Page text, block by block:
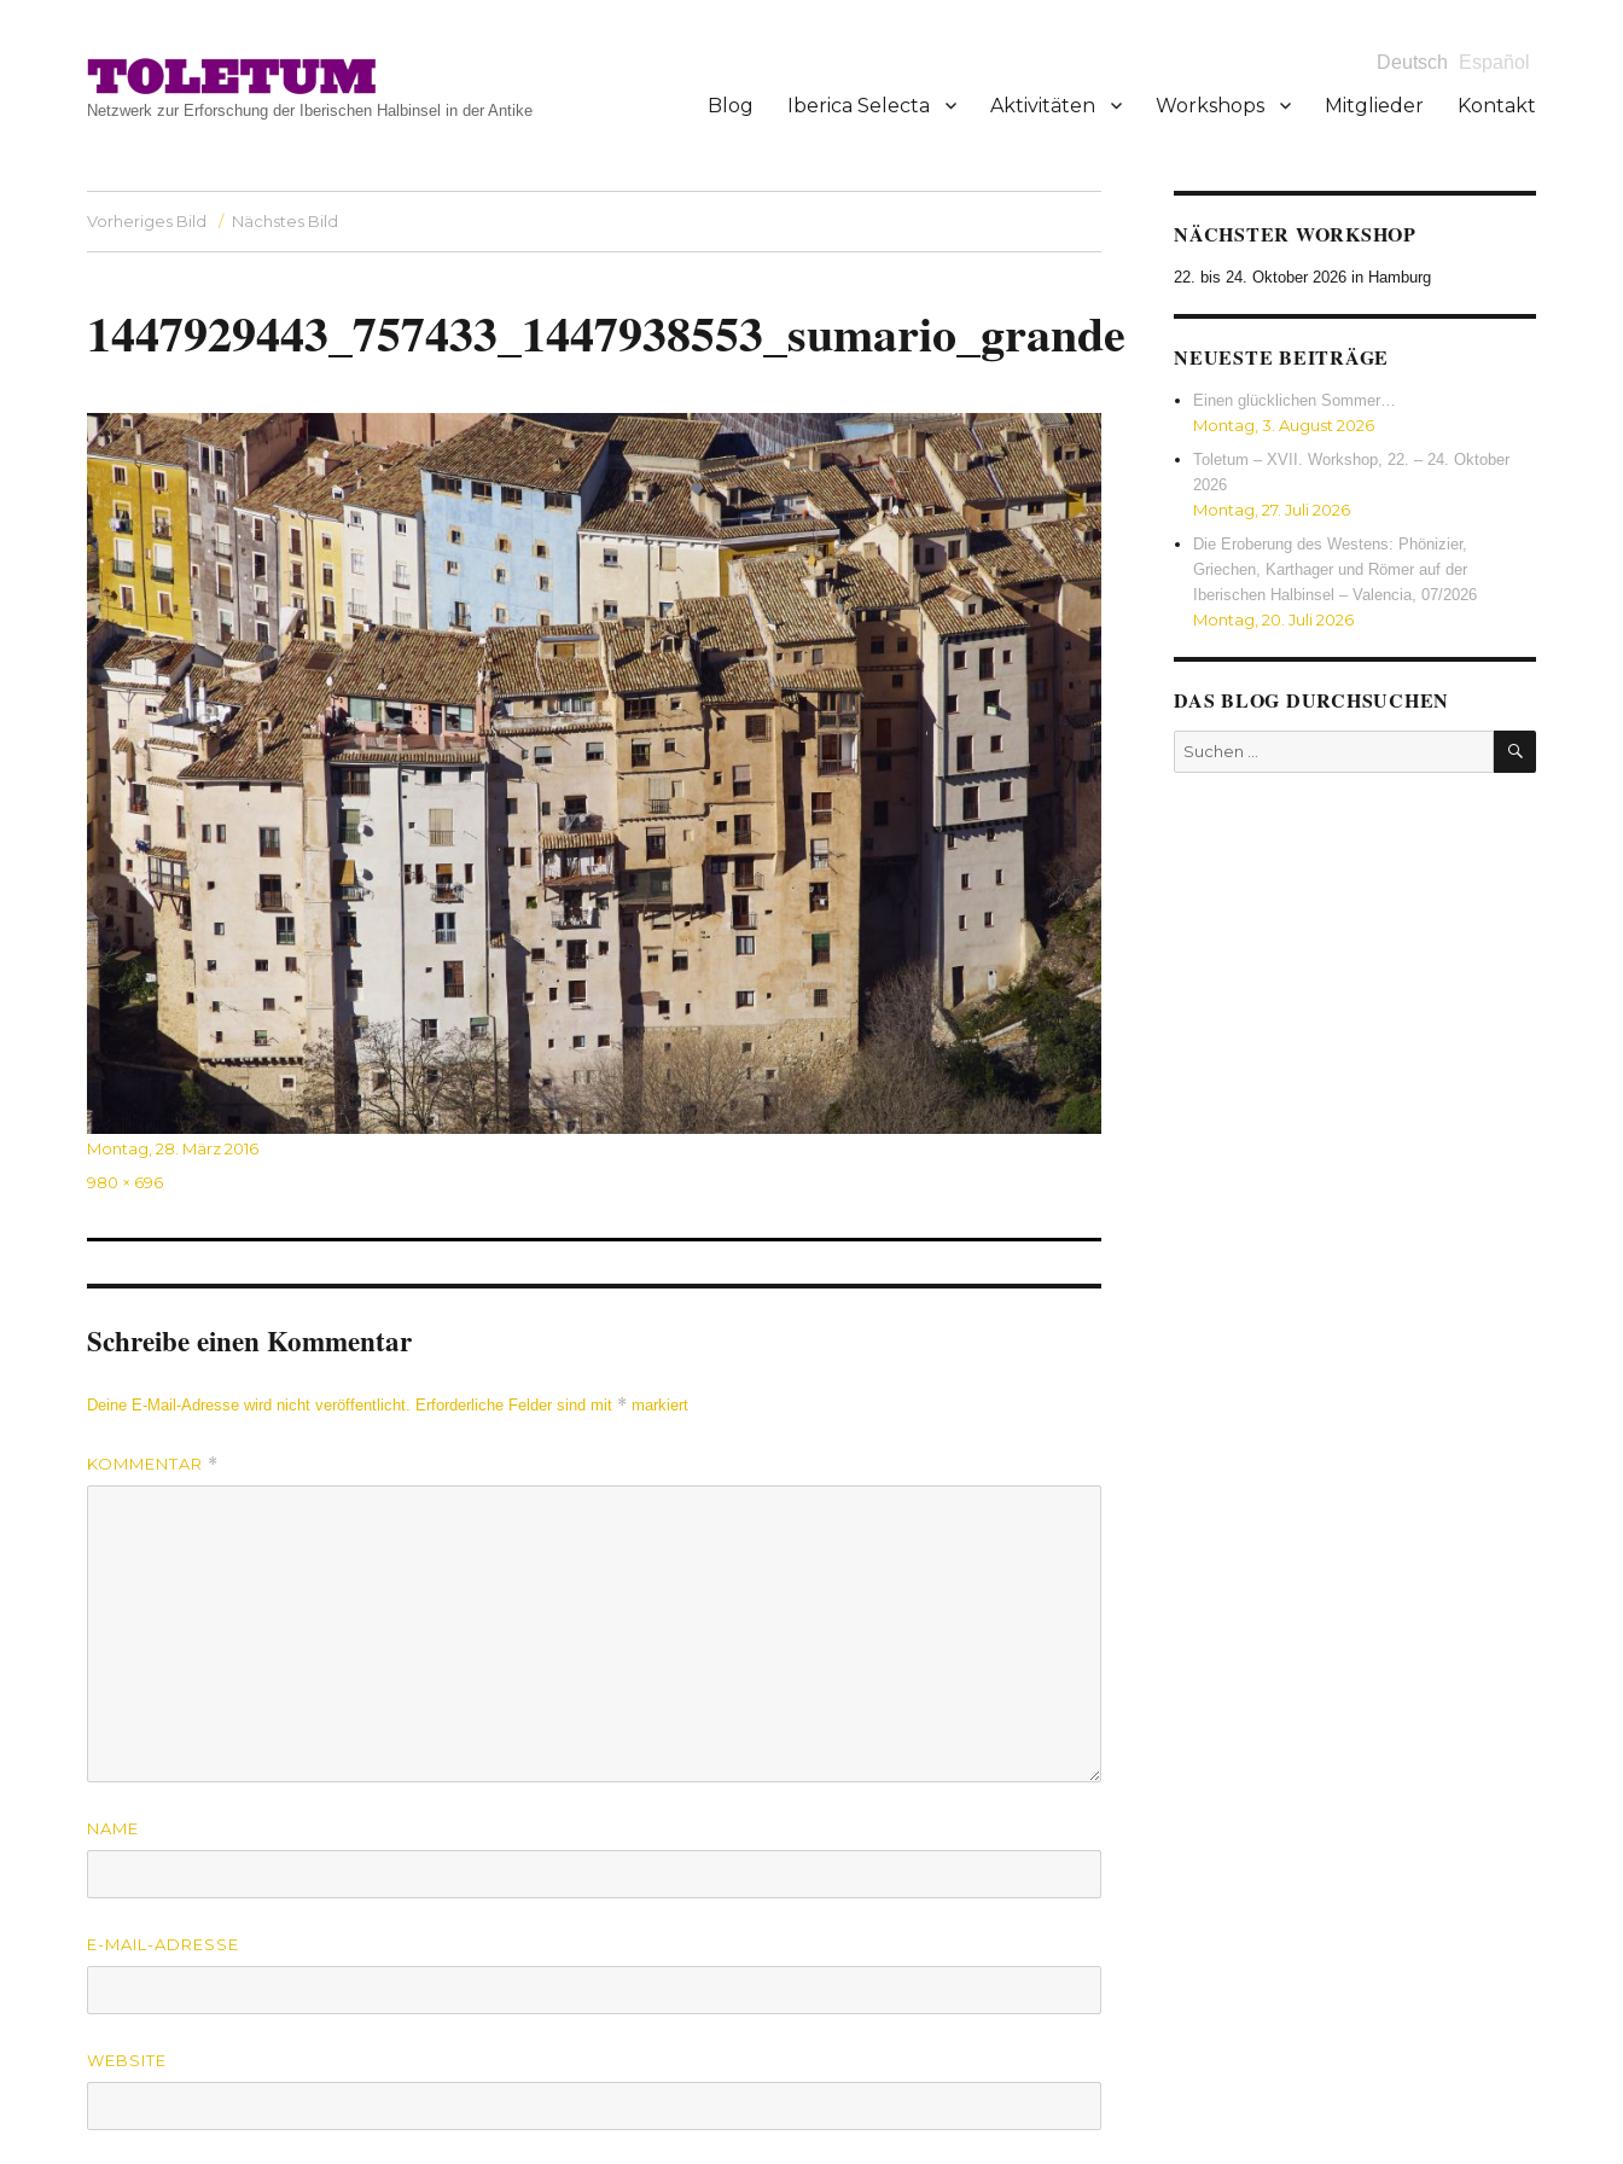
Netzwerk zur Erforschung der Iberischen Halbinsel in der Antike
Deutsch Español
Blog Iberica Selecta Aktivitäten Workshops Mitglieder Kontakt
Vorheriges Bild Nächstes Bild
1447929443_757433_1447938553_sumario_grande
Veröffentlicht
Montag, 28. März 2016
Originalgröße
980 × 696
Schreibe einen Kommentar
Deine E-Mail-Adresse wird nicht veröffentlicht. Erforderliche Felder sind mit * markiert
KOMMENTAR *
NAME
E-MAIL-ADRESSE
WEBSITE
NÄCHSTER WORKSHOP
22. bis 24. Oktober 2026 in Hamburg
NEUESTE BEITRÄGE
Einen glücklichen Sommer…
Montag, 3. August 2026
Toletum – XVII. Workshop, 22. – 24. Oktober
2026
Montag, 27. Juli 2026
Die Eroberung des Westens: Phönizier,
Griechen, Karthager und Römer auf der
Iberischen Halbinsel – Valencia, 07/2026
Montag, 20. Juli 2026
DAS BLOG DURCHSUCHEN
Suchen
nach:
SUCHEN